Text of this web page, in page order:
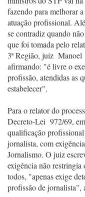
fazendo para melhorar
atuação profissional.
se contradiz quando
que foi tomada pelo
3ª Região, juiz
afirmando: "é livre o
profissão, atendidas as
estabelecer".
Para o relator do
Decreto-Lei 972/69, em
qualificação
jornalista, com
Jornalismo. O juiz
exigência não restringia
todos, "apenas exige
profissão de jornalista",